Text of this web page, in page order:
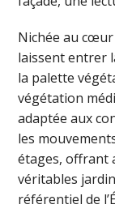
Nichée au
laissent entrer
la palette
végétation
adaptée aux
les
étages, offrant
véritables
référentiel de